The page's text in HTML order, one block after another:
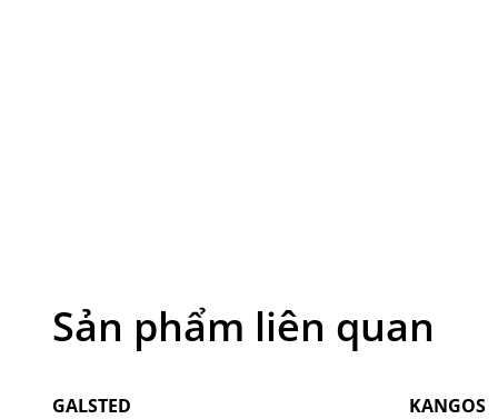
phong cách Bắc Âu đến từ Đan Mạch. Với hệ
lợi, JYSK mang đến cho bạn trải nghiệm mua
ngay khăn tắm cotton KARLSTAD mềm mại, bền
Sản phẩm liên quan
GALSTED KANGOS